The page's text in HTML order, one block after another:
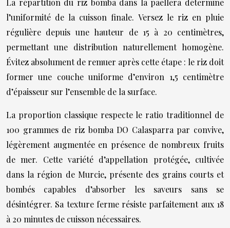
La répartition du riz bomba dans la paellera détermine
l’uniformité de la cuisson finale. Versez le riz en pluie
régulière depuis une hauteur de 15 à 20 centimètres,
permettant une distribution naturellement homogène.
Évitez absolument de remuer après cette étape : le riz doit
former une couche uniforme d’environ 1,5 centimètre
d’épaisseur sur l’ensemble de la surface.
La proportion classique respecte le ratio traditionnel de
100 grammes de riz bomba DO Calasparra par convive,
légèrement augmentée en présence de nombreux fruits
de mer. Cette variété d’appellation protégée, cultivée
dans la région de Murcie, présente des grains courts et
bombés capables d’absorber les saveurs sans se
désintégrer. Sa texture ferme résiste parfaitement aux 18
à 20 minutes de cuisson nécessaires.